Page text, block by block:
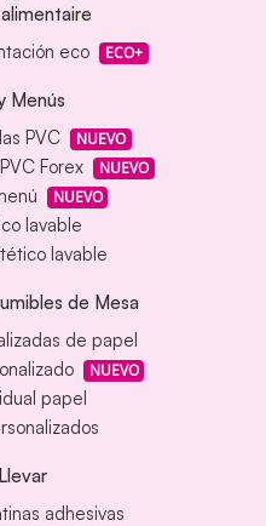
eco
ECO+
Menús
PVC
NUEVO
Forex NUEVO
NUEVO
lavable
lavable
de Mesa
de papel
NUEVO
papel
adhesivas